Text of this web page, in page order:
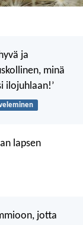
ja
minä
ilojuhlaan!’
lapsen
jotta